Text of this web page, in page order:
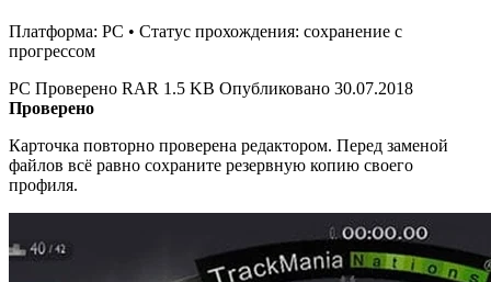
Платформа: PC • Статус прохождения: сохранение с
прогрессом
PC Проверено RAR 1.5 KB Опубликовано 30.07.2018
Проверено
Карточка повторно проверена редактором. Перед заменой
файлов всё равно сохраните резервную копию своего
профиля.